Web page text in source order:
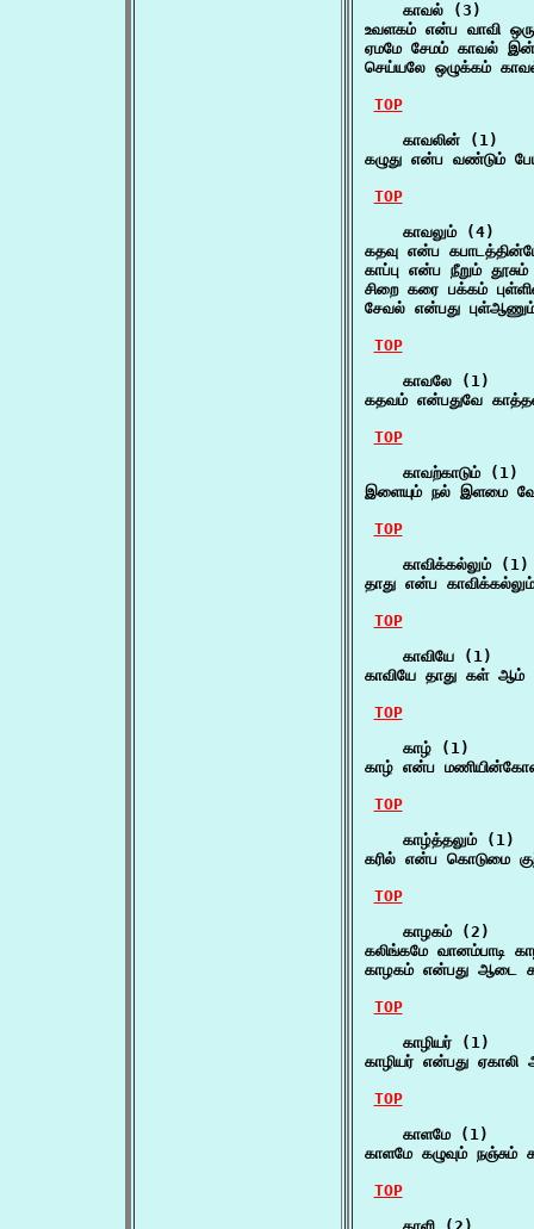
    காவல் (3)
உவளகம் என்ப வாவி
ஏமமே சேமம் காவல்
செய்யலே ஒழுக்கம்
TOP
    காவலின் (1)
கழுது என்ப வண்டும்
TOP
    காவலும் (4)
கதவு என்ப
காப்பு என்ப நீறும்
சிறை கரை பக்கம்
சேவல் என்பது
TOP
    காவலே (1)
கதவம் என்பதுவே
TOP
    காவற்காடும் (1)
இளையும் நல் இளமை
TOP
    காவிக்கல்லும் (1)
தாது என்ப
TOP
    காவியே (1)
காவியே தாது கள் ஆம்
TOP
    காழ் (1)
காழ் என்ப
TOP
    காழ்த்தலும் (1)
கரில் என்ப கொடுமை
TOP
    காழகம் (2)
கலிங்கமே வானம்பாடி
காழகம் என்பது ஆடை
TOP
    காழியர் (1)
காழியர் என்பது
TOP
    காளமே (1)
காளமே கழுவும் நஞ்சும்
TOP